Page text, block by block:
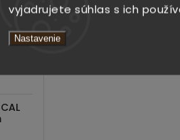
vyjadrujete súhlas s ich
Nastavenie